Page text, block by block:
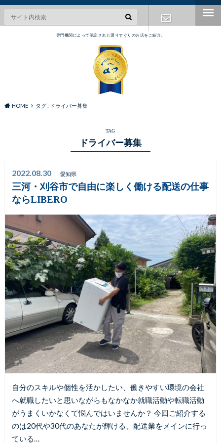
専門機関によって認定された選りすぐりのお店をご紹介。
HOME タグ : ドライバー募集
TAG
ドライバー募集
2022.08.30 愛知県
三河・刈谷市で自由に楽しく働ける配送の仕事
ならLIBERO
自分のスキルや個性を活かしたい、働きやすい環境の会社
へ就職したいと思いながらもなかなか就職活動や転職活動
がうまくいかなくて悩んではいませんか？ 今回ご紹介する
のは20代や30代のあなたが輝ける、配送業をメインに行っ
ている…